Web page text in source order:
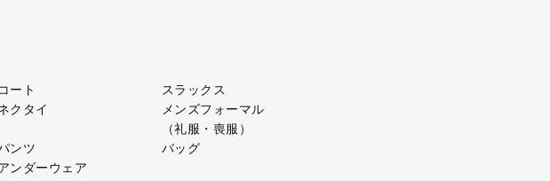
コート
スラックス
クタイ
メンズフォーマル
（礼服・喪服）
ンツ
バッグ
ンダーウェア